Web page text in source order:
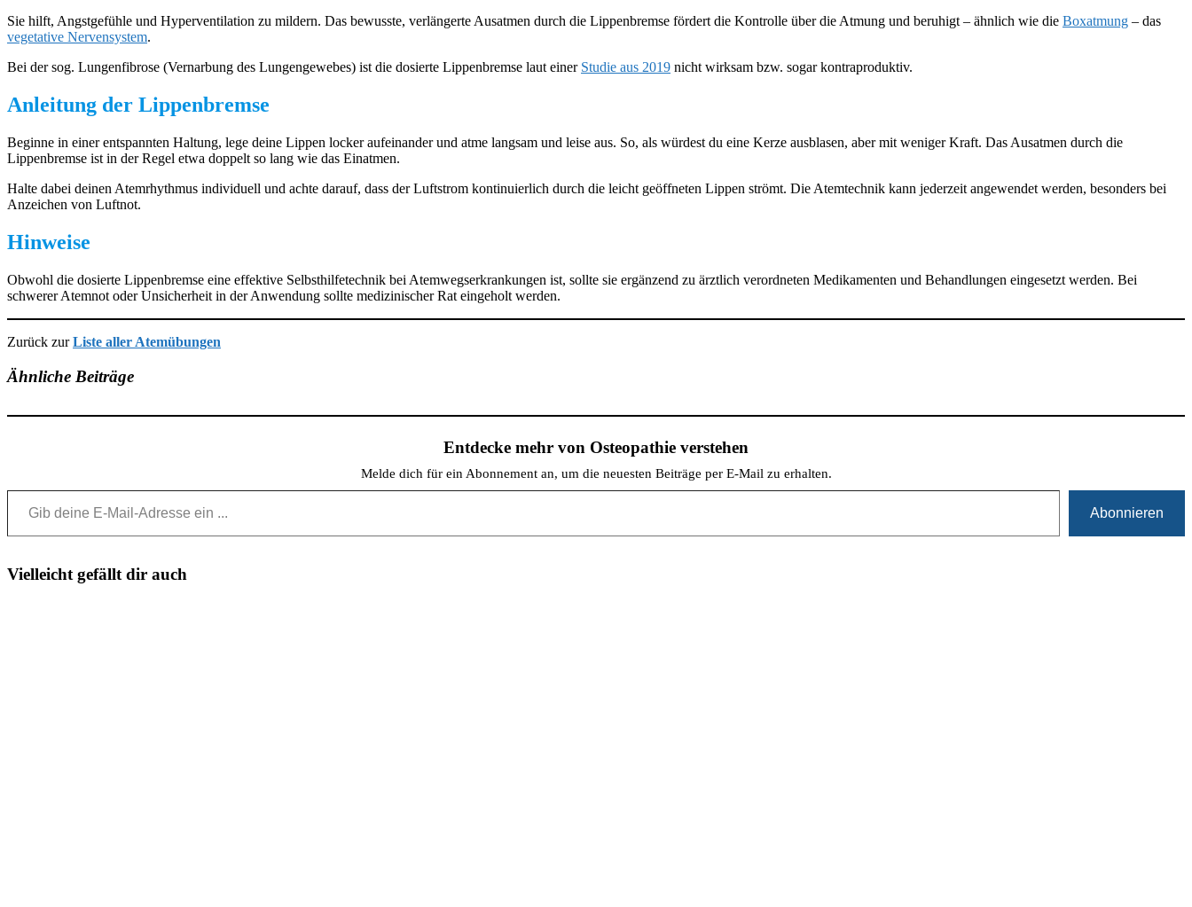
Sie hilft, Angstgefühle und Hyperventilation zu mildern. Das bewusste, verlängerte Ausatmen durch die Lippenbremse fördert die Kontrolle über die Atmung und beruhigt – ähnlich wie die Boxatmung – das
vegetative Nervensystem.
Bei der sog. Lungenfibrose (Vernarbung des Lungengewebes) ist die dosierte Lippenbremse laut einer Studie aus 2019 nicht wirksam bzw. sogar kontraproduktiv.
Anleitung der Lippenbremse
Beginne in einer entspannten Haltung, lege deine Lippen locker aufeinander und atme langsam und leise aus. So, als würdest du eine Kerze ausblasen, aber mit weniger Kraft. Das Ausatmen durch die
Lippenbremse ist in der Regel etwa doppelt so lang wie das Einatmen.
Halte dabei deinen Atemrhythmus individuell und achte darauf, dass der Luftstrom kontinuierlich durch die leicht geöffneten Lippen strömt. Die Atemtechnik kann jederzeit angewendet werden, besonders bei
Anzeichen von Luftnot.
Hinweise
Obwohl die dosierte Lippenbremse eine effektive Selbsthilfetechnik bei Atemwegserkrankungen ist, sollte sie ergänzend zu ärztlich verordneten Medikamenten und Behandlungen eingesetzt werden. Bei
schwerer Atemnot oder Unsicherheit in der Anwendung sollte medizinischer Rat eingeholt werden.
Zurück zurListe aller Atemübungen
Ähnliche Beiträge
Entdecke mehr von Osteopathie verstehen
Melde dich für ein Abonnement an, um die neuesten Beiträge per E-Mail zu erhalten.
Gib deine E-Mail-Adresse ein ...
Abonnieren
Vielleicht gefällt dir auch